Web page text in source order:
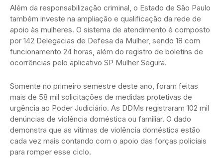
Além da responsabilização criminal, o Estado de São Paulo
também investe na ampliação e qualificação da rede de
apoio às mulheres. O sistema de atendimento é composto
por 142 Delegacias de Defesa da Mulher, sendo 18 com
funcionamento 24 horas, além do registro de boletins de
ocorrências pelo aplicativo SP Mulher Segura.
Somente no primeiro semestre deste ano, foram feitas
mais de 58 mil solicitações de medidas protetivas de
urgência ao Poder Judiciário. As DDMs registraram 102 mil
denúncias de violência doméstica ou familiar. O dado
demonstra que as vítimas de violência doméstica estão
cada vez mais contando com o apoio das forças policiais
para romper esse ciclo.